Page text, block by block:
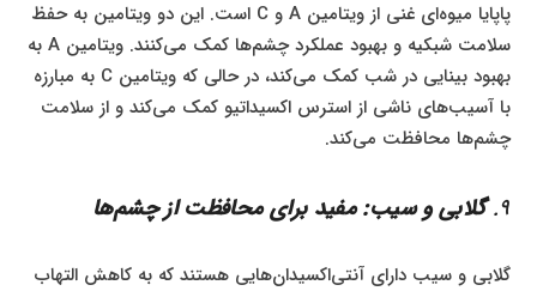
پاپایا میوه‌ای غنی از ویتامین A و C است. این دو ویتامین به حفظ
سلامت شبکیه و بهبود عملکرد چشم‌ها کمک می‌کنند. ویتامین A به
بهبود بینایی در شب کمک می‌کند، در حالی که ویتامین C به مبارزه
با آسیب‌های ناشی از استرس اکسیداتیو کمک می‌کند و از سلامت
چشم‌ها محافظت می‌کند.
9. گلابی و سیب: مفید برای محافظت از چشم‌ها
گلابی و سیب دارای آنتی‌اکسیدان‌هایی هستند که به کاهش التهاب